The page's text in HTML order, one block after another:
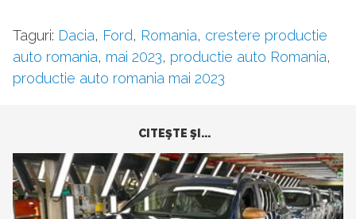
Taguri: Dacia, Ford, Romania, crestere productie
auto romania, mai 2023, productie auto Romania,
productie auto romania mai 2023
CITEŞTE ŞI...